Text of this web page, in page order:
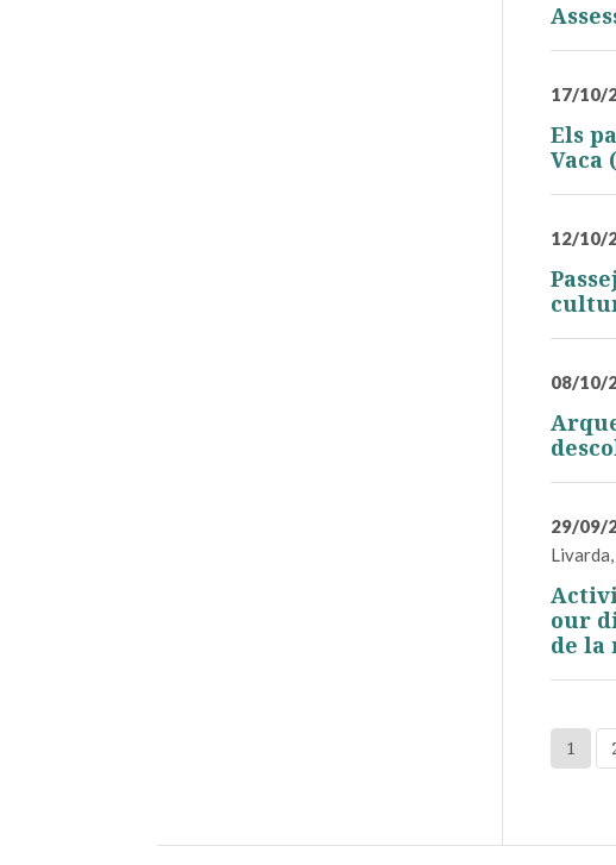
17/10/
Els
12/10/
08/10/
29/09/
Livarda,
our
de la
1